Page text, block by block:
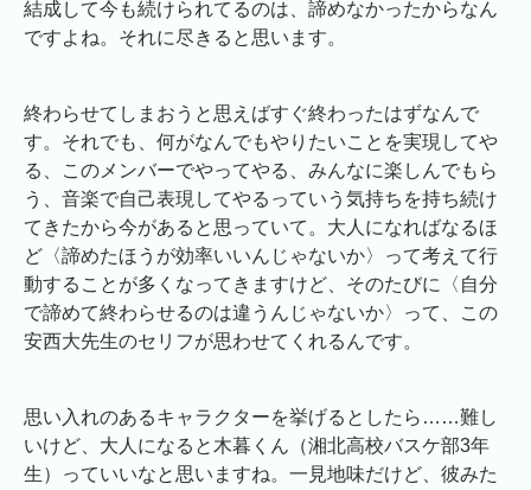
結成して今も続けられてるのは、諦めなかったからなん
ですよね。それに尽きると思います。
終わらせてしまおうと思えばすぐ終わったはずなんで
す。それでも、何がなんでもやりたいことを実現してや
る、このメンバーでやってやる、みんなに楽しんでもら
う、音楽で自己表現してやるっていう気持ちを持ち続け
てきたから今があると思っていて。大人になればなるほ
ど〈諦めたほうが効率いいんじゃないか〉って考えて行
動することが多くなってきますけど、そのたびに〈自分
で諦めて終わらせるのは違うんじゃないか〉って、この
安西大先生のセリフが思わせてくれるんです。
思い入れのあるキャラクターを挙げるとしたら……難し
いけど、大人になると木暮くん（湘北高校バスケ部3年
生）っていいなと思いますね。一見地味だけど、彼みた